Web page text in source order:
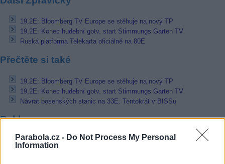
Parabola.cz - Do Not Process My Personal
Information
19,2E: Bloomberg TV Europe se stěhuje na nový TP
19,2E: Konec hudební gotv, start Stimmungs Garten TV
Ruská platforma Telekarta oficiálně na 80E
Přečtěte si také
19,2E: Bloomberg TV Europe se stěhuje na nový TP
19,2E: Konec hudební gotv, start Stimmungs Garten TV
Návrat bosenských stanic na 33E. Tentokrát v BISSu
Reklama
Pracovní nabídky